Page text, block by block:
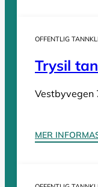
OFFENTLIG
Trysil
Vestbyvegen
MER
Tannleger Norge